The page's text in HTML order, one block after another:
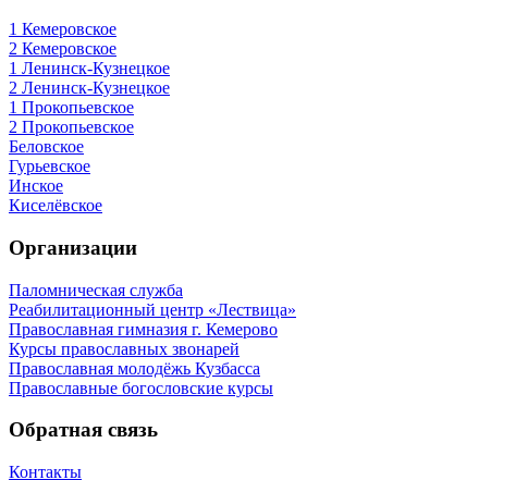
1 Кемеровское
2 Кемеровское
1 Ленинск-Кузнецкое
2 Ленинск-Кузнецкое
1 Прокопьевское
2 Прокопьевское
Беловское
Гурьевское
Инское
Киселёвское
Организации
Паломническая служба
Реабилитационный центр «Лествица»
Православная гимназия г. Кемерово
Курсы православных звонарей
Православная молодёжь Кузбасса
Православные богословские курсы
Обратная связь
Контакты